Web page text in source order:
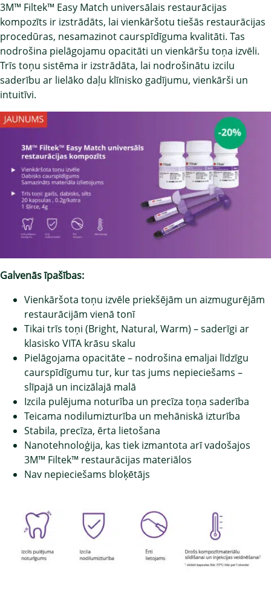
3M™ Filtek™ Easy Match universālais restaurācijas
kompozīts ir izstrādāts, lai vienkāršotu tiešās restaurācijas
procedūras, nesamazinot caurspīdīguma kvalitāti. Tas
nodrošina pielāgojamu opacitāti un vienkāršu toņa izvēli.
Trīs toņu sistēma ir izstrādāta, lai nodrošinātu izcilu
saderību ar lielāko daļu klīnisko gadījumu, vienkārši un
intuitīvi.
Galvenās īpašības:
Vienkāršota toņu izvēle priekšējām un aizmugurējām
restaurācijām vienā tonī
Tikai trīs toņi (Bright, Natural, Warm) – saderīgi ar
klasisko VITA krāsu skalu
Pielāgojama opacitāte – nodrošina emaljai līdzīgu
caurspīdīgumu tur, kur tas jums nepieciešams –
slīpajā un incizālajā malā
Izcila pulējuma noturība un precīza toņa saderība
Teicama nodilumizturība un mehāniskā izturība
Stabila, precīza, ērta lietošana
Nanotehnoloģija, kas tiek izmantota arī vadošajos
3M™ Filtek™ restaurācijas materiālos
Nav nepieciešams bloķētājs